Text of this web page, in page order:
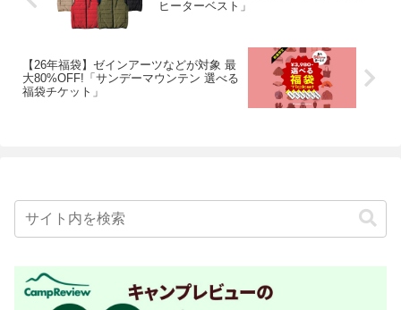
ヒーターベスト」
【26年福袋】ゼインアーツなどが対象 最
大80%OFF!「サンデーマウンテン 選べる
福袋チケット」